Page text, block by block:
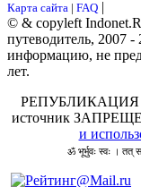
Карта сайта | FAQ
© & copyleft
путеводитель, 2007
информацию, не
лет.
РЕПУБЛИКАЦИЯ
источник
и
ॐ भूर्भुवः स्वः । तत्